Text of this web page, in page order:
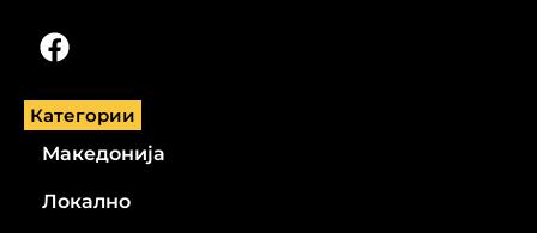
Категории
Македонија
Локално